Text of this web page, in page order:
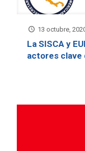
13 octubre,
La SISCA y
actores clave